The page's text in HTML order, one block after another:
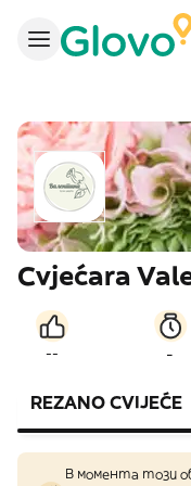
Cvjećara
-- -
REZANO CVIJEĆE
В момента този